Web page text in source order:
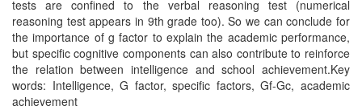
tests are confined to the verbal reasoning test (numerical
reasoning test appears in 9th grade too). So we can conclude for
the importance of g factor to explain the academic performance,
but specific cognitive components can also contribute to reinforce
the relation between intelligence and school achievement.Key
words: Intelligence, G factor, specific factors, Gf-Gc, academic
achievement